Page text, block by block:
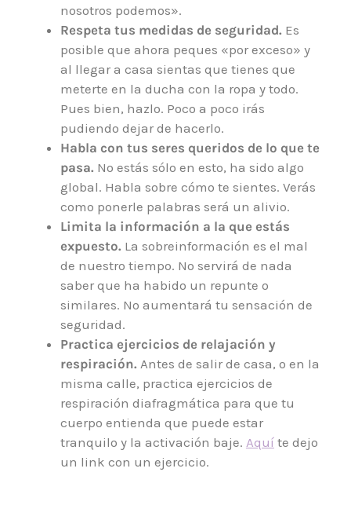
nosotros podemos».
Respeta tus medidas de seguridad. Es
posible que ahora peques «por exceso» y
al llegar a casa sientas que tienes que
meterte en la ducha con la ropa y todo.
Pues bien, hazlo. Poco a poco irás
pudiendo dejar de hacerlo.
Habla con tus seres queridos de lo que te
pasa. No estás sólo en esto, ha sido algo
global. Habla sobre cómo te sientes. Verás
como ponerle palabras será un alivio.
Limita la información a la que estás
expuesto. La sobreinformación es el mal
de nuestro tiempo. No servirá de nada
saber que ha habido un repunte o
similares. No aumentará tu sensación de
seguridad.
Practica ejercicios de relajación y
respiración. Antes de salir de casa, o en la
misma calle, practica ejercicios de
respiración diafragmática para que tu
cuerpo entienda que puede estar
tranquilo y la activación baje. Aquí te dejo
un link con un ejercicio.